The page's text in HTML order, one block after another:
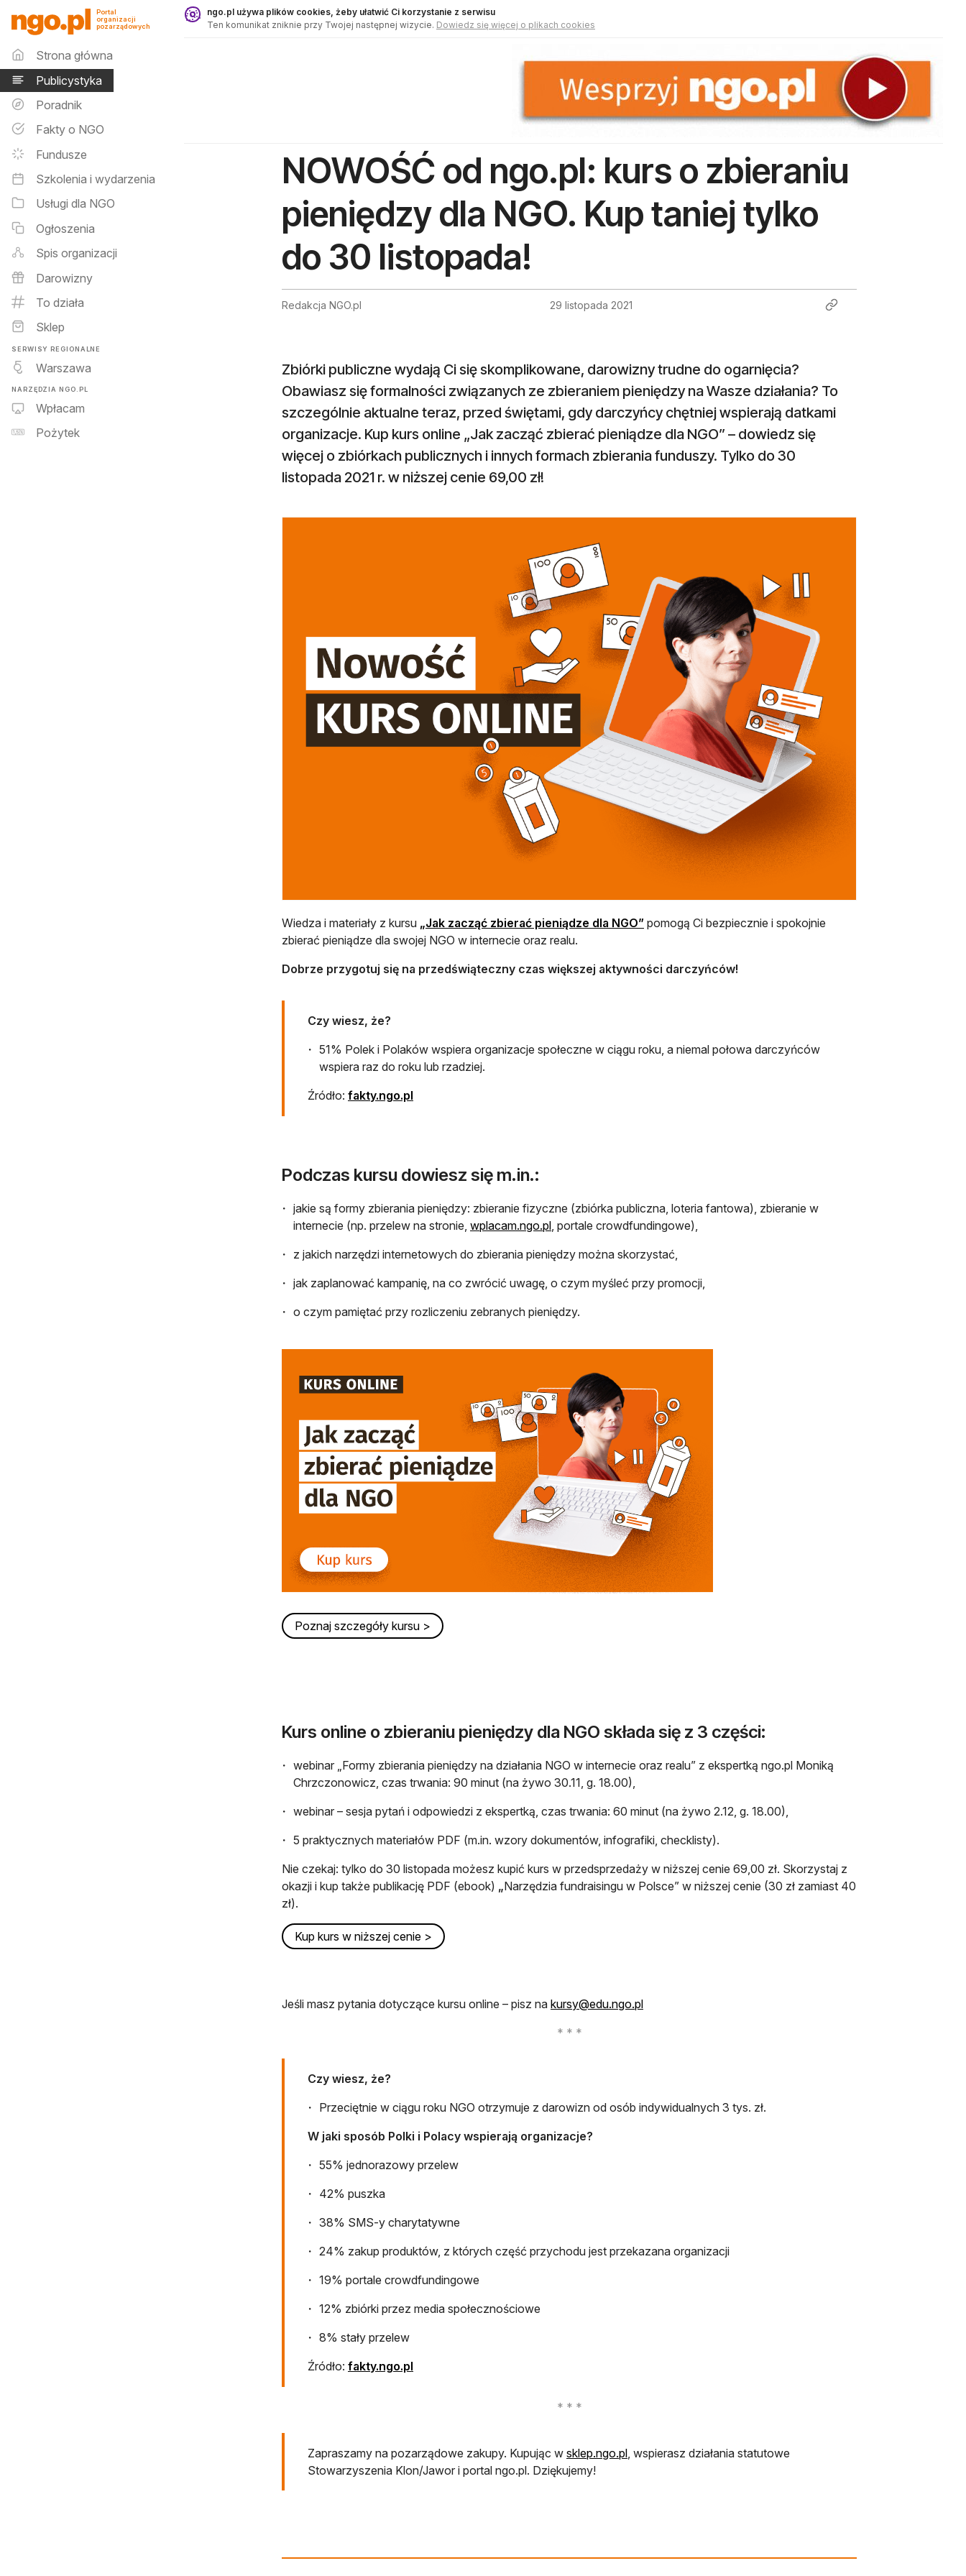
Publicystyka - ngo.pl
Portal
organizacji
pozarządowych
Menu główne
Strona główna
Publicystyka
Poradnik
Fakty o NGO
Fundusze
Szkolenia i wydarzenia
Usługi dla NGO
Ogłoszenia
Spis organizacji
Darowizny
To działa
Sklep
SERWISY REGIONALNE
Warszawa
NARZĘDZIA NGO.PL
Wpłacam
Pożytek
ngo.pl używa plików cookies, żeby ułatwić Ci korzystanie z serwisu
Ten komunikat zniknie przy Twojej następnej wizycie. Dowiedz się więcej o plikach cookies
NOWOŚĆ od ngo.pl: kurs o zbieraniu
pieniędzy dla NGO. Kup taniej tylko
do 30 listopada!
Redakcja NGO.pl 29 listopada 2021
Zbiórki publiczne wydają Ci się skomplikowane, darowizny trudne do ogarnięcia?
Obawiasz się formalności związanych ze zbieraniem pieniędzy na Wasze działania? To
szczególnie aktualne teraz, przed świętami, gdy darczyńcy chętniej wspierają datkami
organizacje. Kup kurs online „Jak zacząć zbierać pieniądze dla NGO” – dowiedz się
więcej o zbiórkach publicznych i innych formach zbierania funduszy. Tylko do 30
listopada 2021 r. w niższej cenie 69,00 zł!
Wiedza i materiały z kursu „Jak zacząć zbierać pieniądze dla NGO”otwiera się w nowej karcie
pomogą Ci bezpiecznie i spokojnie
zbierać pieniądze dla swojej NGO w internecie oraz realu.
Dobrze przygotuj się na przedświąteczny czas większej aktywności darczyńców!
Czy wiesz, że?
51% Polek i Polaków wspiera organizacje społeczne w ciągu roku, a niemal połowa darczyńców
wspiera raz do roku lub rzadziej.
Źródło: fakty.ngo.pl
Podczas kursu dowiesz się m.in.:
jakie są formy zbierania pieniędzy: zbieranie fizyczne (zbiórka publiczna, loteria fantowa), zbieranie w
internecie (np. przelew na stronie, wplacam.ngo.pl , portale crowdfundingowe),
z jakich narzędzi internetowych do zbierania pieniędzy można skorzystać,
jak zaplanować kampanię, na co zwrócić uwagę, o czym myśleć przy promocji,
o czym pamiętać przy rozliczeniu zebranych pieniędzy.
otwiera się w nowej karcie
Poznaj szczegóły kursu >
otwiera się w nowej karcie
Kurs online o zbieraniu pieniędzy dla NGO składa się z 3 części:
webinar „Formy zbierania pieniędzy na działania NGO w internecie oraz realu” z ekspertką ngo.pl Moniką
Chrzczonowicz, czas trwania: 90 minut (na żywo 30.11, g. 18.00),
webinar – sesja pytań i odpowiedzi z ekspertką, czas trwania: 60 minut (na żywo 2.12, g. 18.00),
5 praktycznych materiałów PDF (m.in. wzory dokumentów, infografiki, checklisty).
Nie czekaj: tylko do 30 listopada możesz kupić kurs w przedsprzedaży w niższej cenie 69,00 zł. Skorzystaj z
okazji i kup także publikację PDF (ebook) „Narzędzia fundraisingu w Polsce” w niższej cenie (30 zł zamiast 40
zł).
Kup kurs w niższej cenie >
otwiera się w nowej karcie
Jeśli masz pytania dotyczące kursu online – pisz na kursy@edu.ngo.plotwiera się w nowej karcie
Czy wiesz, że?
Przeciętnie w ciągu roku NGO otrzymuje z darowizn od osób indywidualnych 3 tys. zł.
W jaki sposób Polki i Polacy wspierają organizacje?
55% jednorazowy przelew
42% puszka
38% SMS-y charytatywne
24% zakup produktów, z których część przychodu jest przekazana organizacji
19% portale crowdfundingowe
12% zbiórki przez media społecznościowe
8% stały przelew
Źródło: fakty.ngo.pl
Zapraszamy na pozarządowe zakupy. Kupując w sklep.ngo.plotwiera się w nowej karcie
, wspierasz działania statutowe
Stowarzyszenia Klon/Jawor i portal ngo.pl. Dziękujemy!